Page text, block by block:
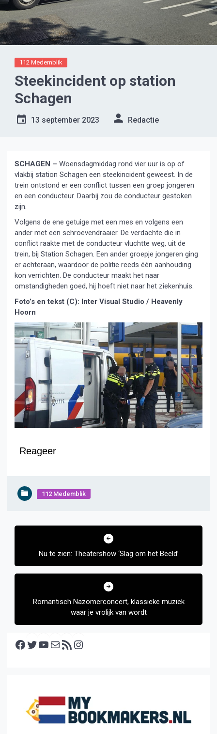
112 Medemblik
Steekincident op station
Schagen
13 september 2023 Redactie
SCHAGEN – Woensdagmiddag rond vier uur is op of
vlakbij station Schagen een steekincident geweest. In de
trein ontstond er een conflict tussen een groep jongeren
en een conducteur. Daarbij zou de conducteur gestoken
zijn.
Volgens de ene getuige met een mes en volgens een
ander met een schroevendraaier. De verdachte die in
conflict raakte met de conducteur vluchtte weg, uit de
trein, bij Station Schagen. Een ander groepje jongeren ging
er achteraan, waardoor de politie reeds één aanhouding
kon verrichten. De conducteur maakt het naar
omstandigheden goed, hij hoeft niet naar het ziekenhuis.
Foto’s en tekst (C): Inter Visual Studio / Heavenly
Hoorn
Reageer
112 Medemblik
Bericht
Nu te zien: Theatershow ‘Slag om het Beeld’
Romantisch Nazomerconcert, klassieke muziek
waar je vrolijk van wordt
Facebook Twitter YouTube E-mail RSS feed